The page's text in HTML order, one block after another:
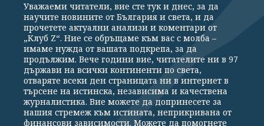
Общи условия
Политика за поверителност
Реклама
Партньори Контакти
За Клуб Z
Екип
Подкрепете ни
Уважаеми читатели, вие сте тук и днес, за да
научите новините от България и света, и да
прочетете актуални анализи и коментари от
„Клуб Z“. Ние се обръщаме към вас с молба –
имаме нужда от вашата подкрепа, за да
продължим. Вече години вие, читателите ни в 97
държави на всички континенти по света,
отваряте всеки ден страницата ни в интернет в
търсене на истинска, независима и качествена
журналистика. Вие можете да допринесете за
нашия стремеж към истината, неприкривана от
финансови зависимости. Можете да помогнете